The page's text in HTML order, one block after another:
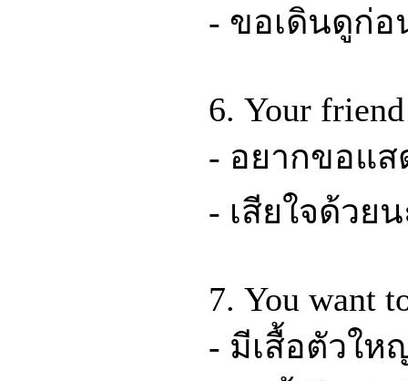
- ขอเดินดูก่อ
6. Your
- อยากขอแส
- เสียใจด้วย
7. You want
- มีเสื้อตัวให